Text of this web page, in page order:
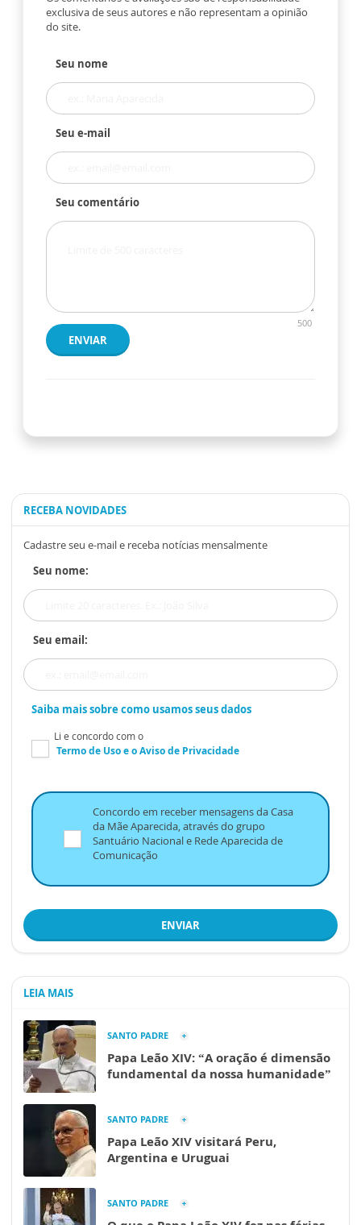
exclusiva de seus autores e não representam a opinião
do site.
Seu nome
Seu e-mail
Seu comentário
500
ENVIAR
RECEBA NOVIDADES
Cadastre seu e-mail e receba notícias mensalmente
Seu nome:
Seu email:
Saiba mais sobre como usamos seus dados
Li e concordo com o
Termo de Usoe oAviso de Privacidade
Concordo em receber mensagens da Casa
da Mãe Aparecida, através do grupo
Santuário Nacional e Rede Aparecida de
Comunicação
ENVIAR
LEIA MAIS
SANTO PADRE
Papa Leão XIV: “A oração é dimensão
fundamental da nossa humanidade”
SANTO PADRE
Papa Leão XIV visitará Peru,
Argentina e Uruguai
SANTO PADRE